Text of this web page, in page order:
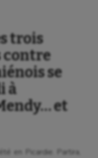
trois
contre
se
à
et
en Picardie. Partira,